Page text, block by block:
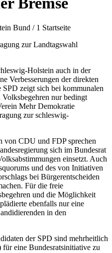
Bund / 1 Startseite
zur Landtagswahl
Holstein auch in der
Verbesserungen der direkten
zeigt sich bei kommunalen
nur bedingt
Mehr Demokratie
zur schleswig-
von CDU und FDP sprechen
sich im Bundesrat
einsetzt. Auch
und des von Initiativen
bei Bürgerentscheiden
Für die freie
und die Möglichkeit
ebenfalls nur eine
in den
der SPD sind mehrheitlich
eine Bundesratsinitiative zu